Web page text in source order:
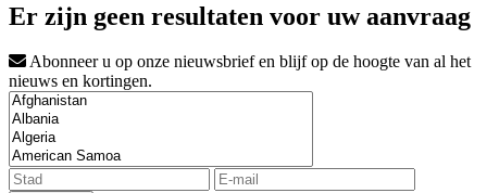
Er zijn geen resultaten voor uw aanvraag
Abonneer u op onze nieuwsbrief en blijf op de hoogte van al het
nieuws en kortingen.